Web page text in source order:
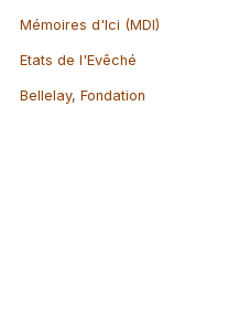
Mémoires d'Ici (MDI)
Etats de l'Evêché
Bellelay, Fondation